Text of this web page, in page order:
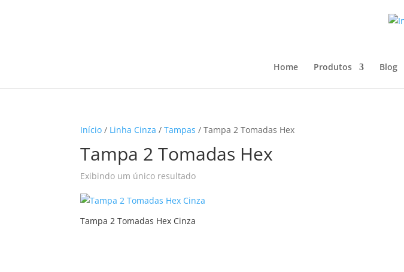
Home Produtos Blog
Início / Linha Cinza /Tampas / Tampa 2 Tomadas Hex
Tampa 2 Tomadas Hex
Exibindo um único resultado
Tampa 2 Tomadas Hex Cinza